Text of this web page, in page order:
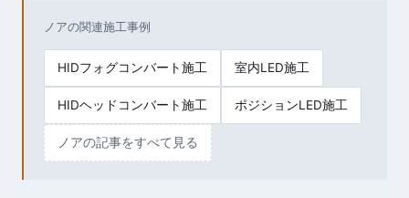
ノアの関連施工事例
HIDフォグコンバート施工 室内LED施工
HIDヘッドコンバート施工 ポジションLED施工
ノアの記事をすべて見る